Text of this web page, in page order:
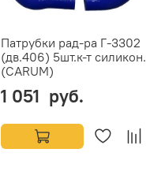
Патрубки рад-ра Г-3302
(дв.406) 5шт.к-т силикон.
(CARUM)
1 051 руб.